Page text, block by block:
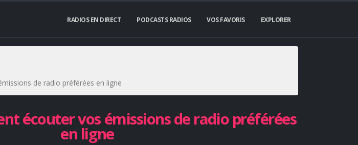
RADIOS EN DIRECT PODCASTS RADIOS VOS FAVORIS EXPLORER
de radio préférées en ligne
écouter vos émissions de radio préférées
en ligne